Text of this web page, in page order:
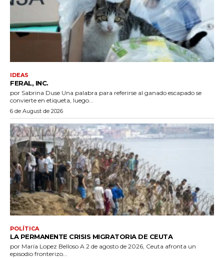
IDEAS
FERAL, INC.
por Sabrina Duse Una palabra para referirse al ganado escapado se
convierte en etiqueta, luego...
6 de August de 2026
POLÍTICA
LA PERMANENTE CRISIS MIGRATORIA DE CEUTA
por María Lopez Belloso A 2 de agosto de 2026, Ceuta afronta un
episodio fronterizo...